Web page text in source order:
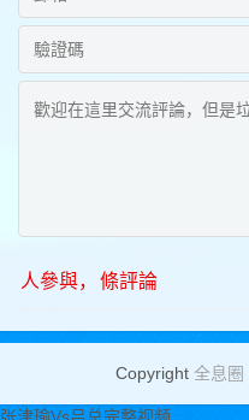
人參與， 條評論
Copyright 全息圈